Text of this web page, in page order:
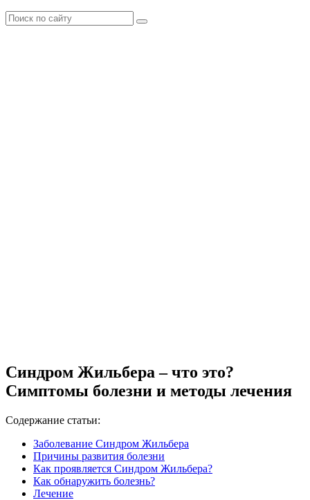
Синдром Жильбера – что это?
Симптомы болезни и методы лечения
Содержание статьи:
Заболевание Синдром Жильбера
Причины развития болезни
Как проявляется Синдром Жильбера?
Как обнаружить болезнь?
Лечение